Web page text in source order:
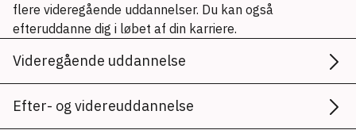
flere videregående uddannelser. Du kan også
efteruddanne dig i løbet af din karriere.
Videregående uddannelse
Efter- og videreuddannelse